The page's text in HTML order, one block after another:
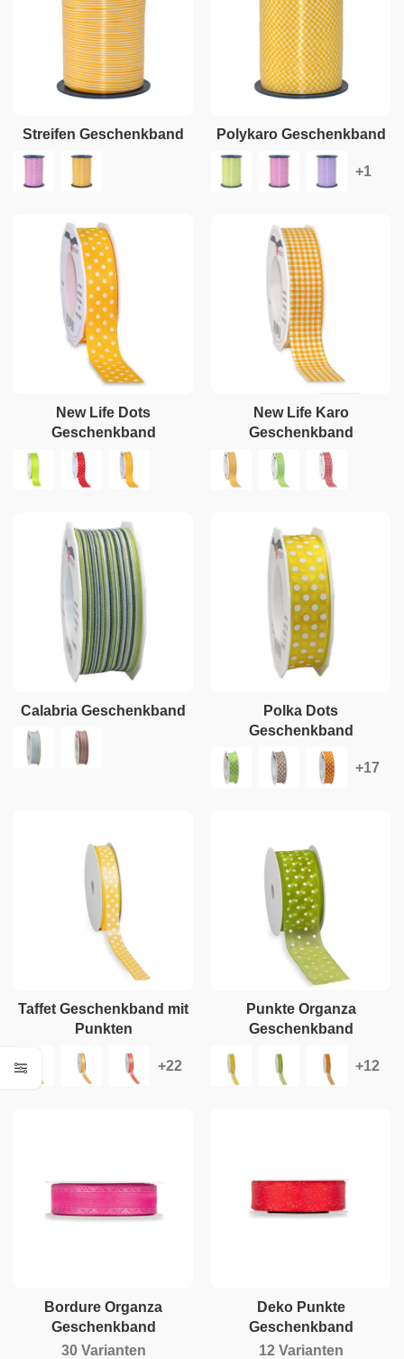
Streifen Geschenkband Polykaro Geschenkband
New Life Dots
Geschenkband
New Life Karo
Geschenkband
Calabria Geschenkband
Polka Dots
Geschenkband
Taffet Geschenkband mit
Punkten
Punkte Organza
Geschenkband
Bordure Organza
Geschenkband
30 Varianten
Deko Punkte
Geschenkband
12 Varianten